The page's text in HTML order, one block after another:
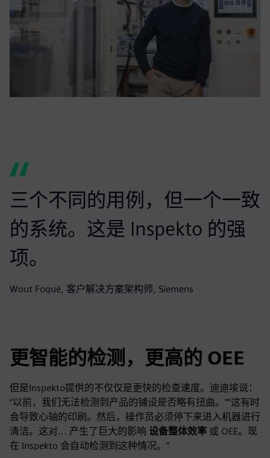
三个不同的用例，但一个一致
的系统。这是 Inspekto 的强
项。
Wout Foqué, 客户解决方案架构师, Siemens
更智能的检测，更高的 OEE
但是Inspekto提供的不仅仅是更快的检查速度。迪迪埃说：
“以前，我们无法检测到产品的铺设是否略有扭曲。”“这有时
会导致心轴的印刷。然后，操作员必须停下来进入机器进行
清洁。这对... 产生了巨大的影响 设备整体效率 或 OEE。现
在 Inspekto 会自动检测到这种情况。”